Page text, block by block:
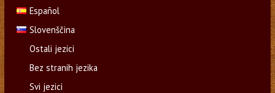
Español
Slovenščina
Ostali jezici
Bez stranih jezika
Svi jezici